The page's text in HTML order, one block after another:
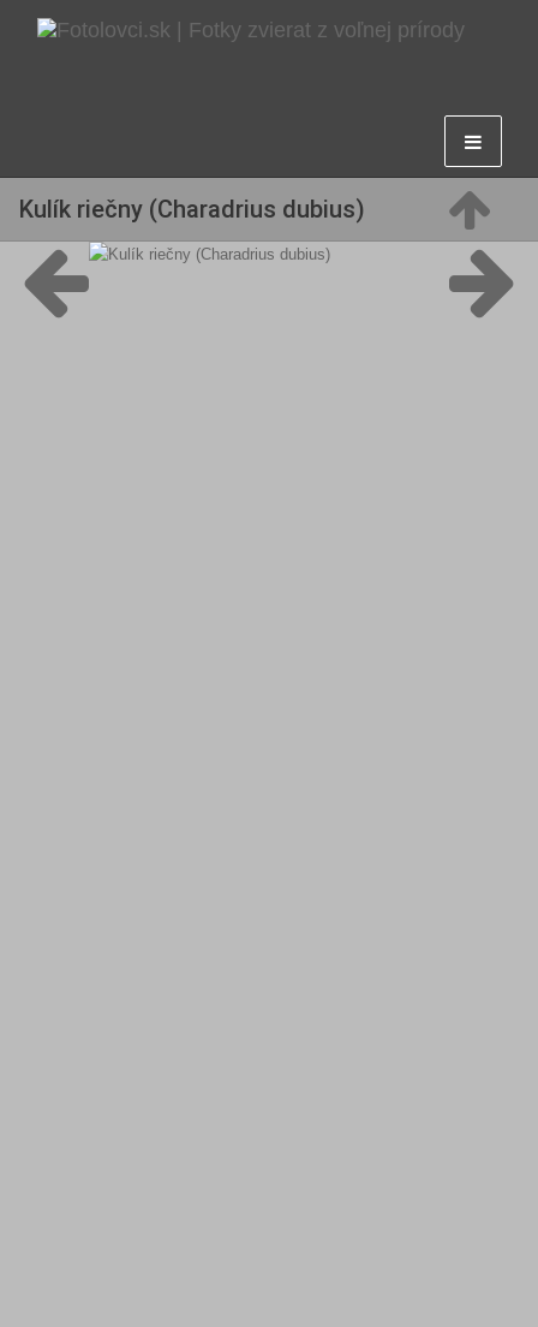
Kulík riečny (Charadrius dubius)